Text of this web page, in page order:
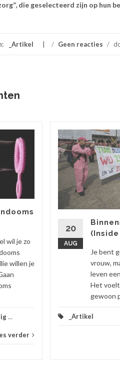
die geselecteerd zijn op hun
_Artikel / Geen reacties /
wil je zo
willen je
...
verder
20
AUG
Je bent
vrouw,
leven
Het
gewoon
_Artikel